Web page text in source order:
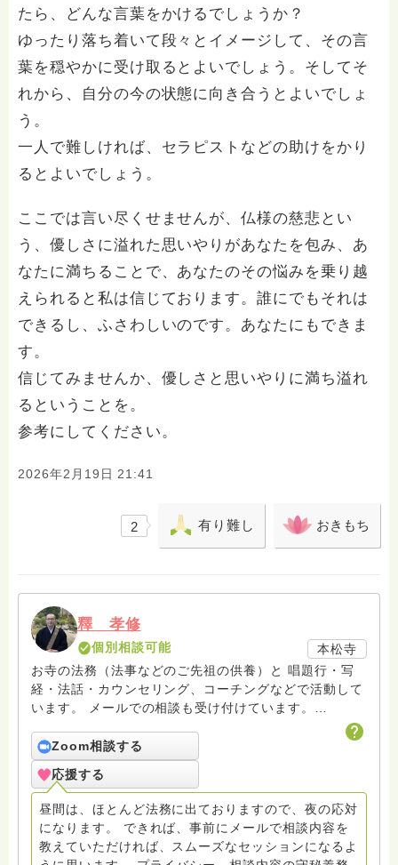
たら、どんな言葉をかけるでしょうか？
ゆったり落ち着いて段々とイメージして、その言
葉を穏やかに受け取るとよいでしょう。そしてそ
れから、自分の今の状態に向き合うとよいでしょ
う。
一人で難しければ、セラピストなどの助けをかり
るとよいでしょう。
ここでは言い尽くせませんが、仏様の慈悲とい
う、優しさに溢れた思いやりがあなたを包み、あ
なたに満ちることで、あなたのその悩みを乗り越
えられると私は信じております。誰にでもそれは
できるし、ふさわしいのです。あなたにもできま
す。
信じてみませんか、優しさと思いやりに満ち溢れ
るということを。
参考にしてください。
2026年2月19日 21:41
2 有り難し おきもち
釋 孝修
個別相談可能
本松寺
お寺の法務（法事などのご先祖の供養）と 唱題行・写
経・法話・カウンセリング、コーチングなどで活動して
います。 メールでの相談も受け付けています。
hasunohaの回答後のフォローアップはメールで致して
おりますので、メールでお問い合わせください。また面
接でのカウンセリングセラピーをご希望の方もメールで
連絡をお願いします。
amrita.offcourse@docomo.ne.jp へどうぞ。
Zoom相談する
応援する
昼間は、ほとんど法務に出ておりますので、夜の応対
になります。 できれば、事前にメールで相談内容を
教えていただければ、スムーズなセッションになるよ